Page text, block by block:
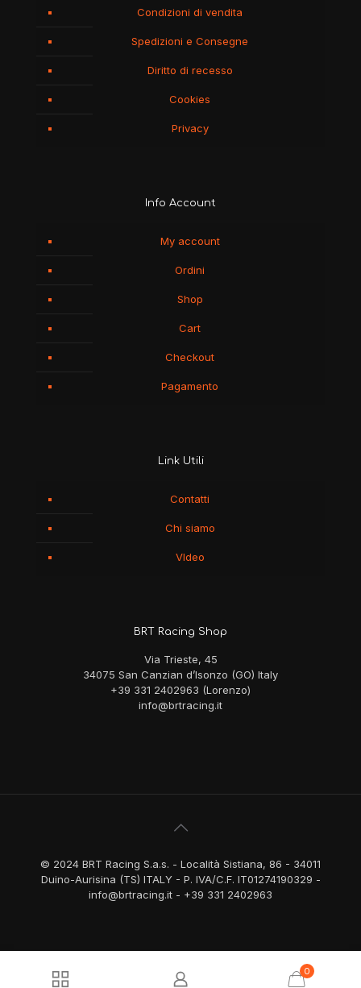
Condizioni di vendita
Spedizioni e Consegne
Diritto di recesso
Cookies
Privacy
Info Account
My account
Ordini
Shop
Cart
Checkout
Pagamento
Link Utili
Contatti
Chi siamo
VIdeo
BRT Racing Shop
Via Trieste, 45
34075 San Canzian d’Isonzo (GO) Italy
+39 331 2402963 (Lorenzo)
info@brtracing.it
© 2024 BRT Racing S.a.s. - Località Sistiana, 86 - 34011
Duino-Aurisina (TS) ITALY - P. IVA/C.F. IT01274190329 -
info@brtracing.it - +39 331 2402963
0